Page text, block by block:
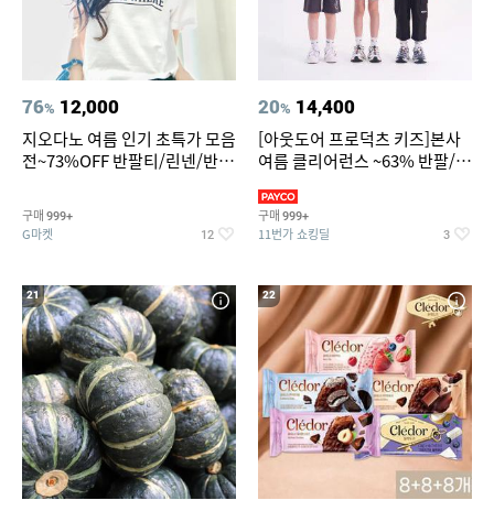
76% 12,000
지오다노 여름 인기 초특가 모음
전~73%OFF 반팔티/린넨/반바
구매 999+
G마켓 12
20% 14,400
[아웃도어 프로덕츠 키즈]본사
여름 클리어런스 ~63% 반팔/반
구매 999+
11번가 쇼킹딜 3
21 22